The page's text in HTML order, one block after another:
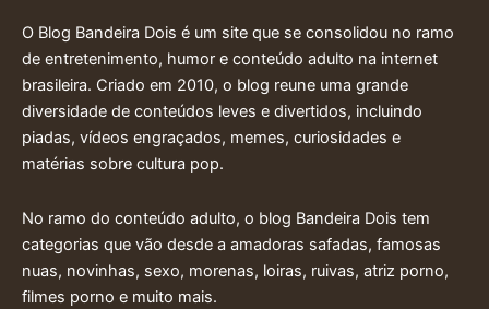
O Blog Bandeira Dois é um site que se consolidou no ramo
de entretenimento, humor e conteúdo adulto na internet
brasileira. Criado em 2010, o blog reune uma grande
diversidade de conteúdos leves e divertidos, incluindo
piadas, vídeos engraçados, memes, curiosidades e
matérias sobre cultura pop.
No ramo do conteúdo adulto, o blog Bandeira Dois tem
categorias que vão desde a amadoras safadas, famosas
nuas, novinhas, sexo, morenas, loiras, ruivas, atriz porno,
filmes porno e muito mais.